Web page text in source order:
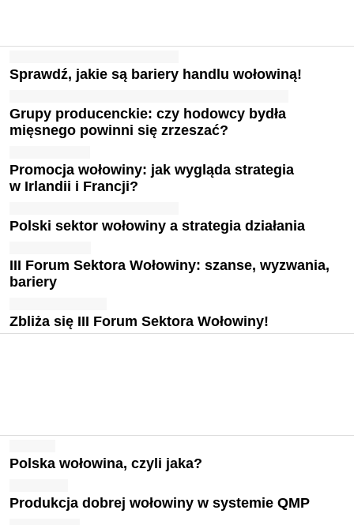
Sprawdź, jakie są bariery handlu wołowiną!
Grupy producenckie: czy hodowcy bydła
mięsnego powinni się zrzeszać?
Promocja wołowiny: jak wygląda strategia
w Irlandii i Francji?
Polski sektor wołowiny a strategia działania
III Forum Sektora Wołowiny: szanse, wyzwania,
bariery
Zbliża się III Forum Sektora Wołowiny!
Polska wołowina, czyli jaka?
Produkcja dobrej wołowiny w systemie QMP